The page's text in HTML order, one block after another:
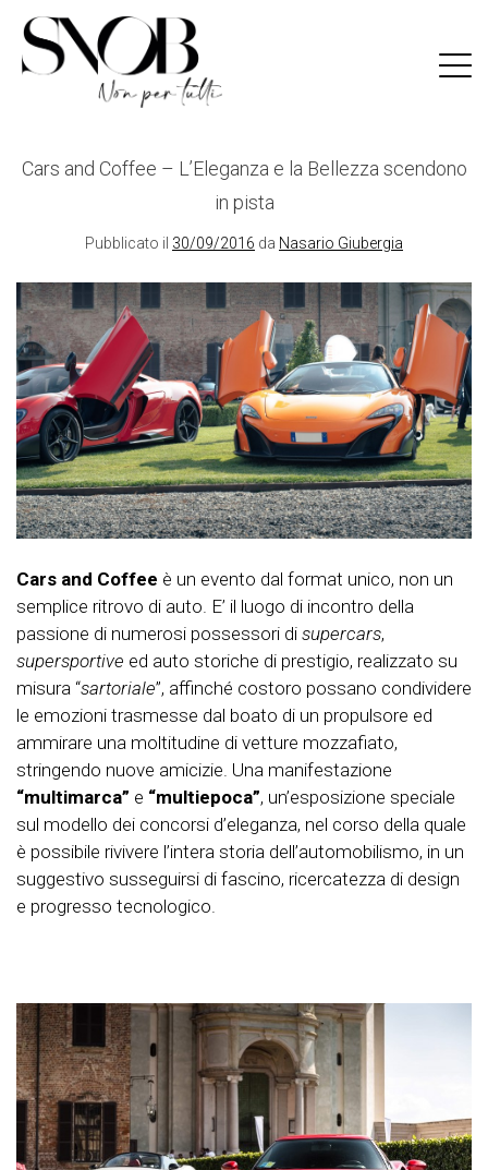
content
Cars and Coffee – L’Eleganza e la Bellezza scendono
in pista
Pubblicato il 30/09/2016 da Nasario Giubergia
Cars and Coffee è un evento dal format unico, non un
semplice ritrovo di auto. E’ il luogo di incontro della
passione di numerosi possessori di supercars,
supersportive ed auto storiche di prestigio, realizzato su
misura “sartoriale”, affinché costoro possano condividere
le emozioni trasmesse dal boato di un propulsore ed
ammirare una moltitudine di vetture mozzafiato,
stringendo nuove amicizie. Una manifestazione
“multimarca” e “multiepoca”, un’esposizione speciale
sul modello dei concorsi d’eleganza, nel corso della quale
è possibile rivivere l’intera storia dell’automobilismo, in un
suggestivo susseguirsi di fascino, ricercatezza di design
e progresso tecnologico.